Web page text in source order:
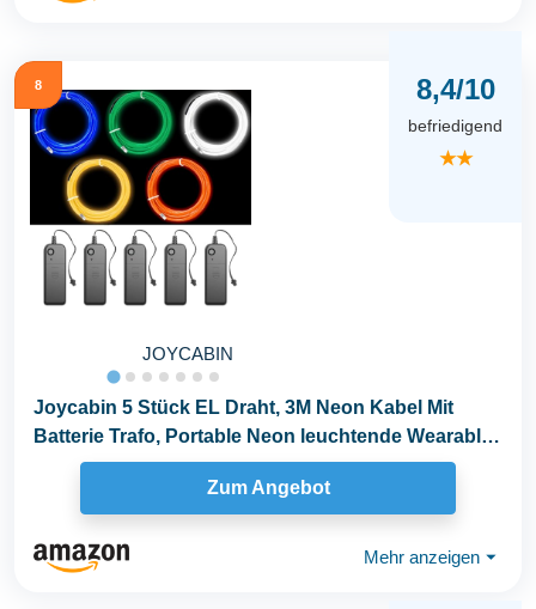
8
JOYCABIN
8,4/10
befriedigend
★★
Joycabin 5 Stück EL Draht, 3M Neon Kabel Mit
Batterie Trafo, Portable Neon leuchtende Wearable
LED...
Zum Angebot
Mehr anzeigen ⏷